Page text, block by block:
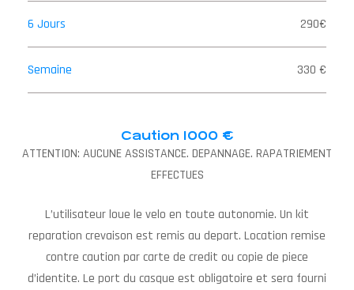
6 Jours 290€
Semaine 330 €
Caution 1000 €
ATTENTION: AUCUNE ASSISTANCE. DEPANNAGE. RAPATRIEMENT
EFFECTUES
L’utilisateur loue le velo en toute autonomie. Un kit
reparation crevaison est remis au depart. Location remise
contre caution par carte de credit ou copie de piece
d’identite. Le port du casque est obligatoire et sera fourni